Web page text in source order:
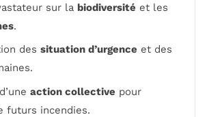
sur la biodiversité et les
.
des situation d’urgence et des
action collective pour
futurs incendies.